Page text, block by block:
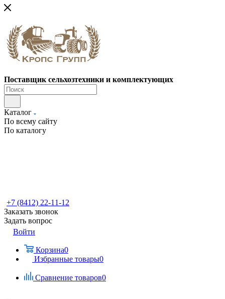
Поставщик сельхозтехники и комплектующих
Каталог
По всему сайту
По каталогу
+7 (8412) 22-11-12
Заказать звонок
Задать вопрос
Войти
Корзина0
Избранные товары0
Сравнение товаров0